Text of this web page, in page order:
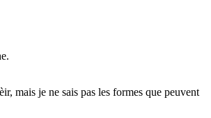
mais je ne sais pas les formes que peuvent